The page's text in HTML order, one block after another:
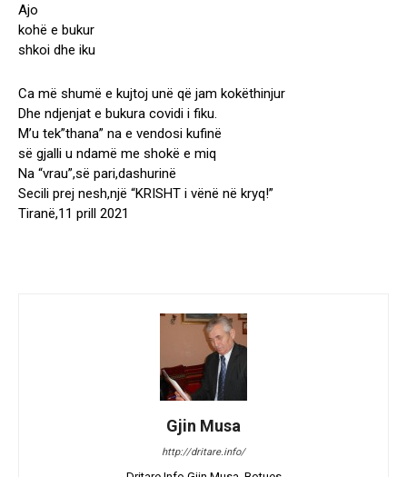
Ajo
kohë e bukur
shkoi dhe iku
Ca më shumë e kujtoj unë që jam kokëthinjur
Dhe ndjenjat e bukura covidi i fiku.
M’u tek”thana” na e vendosi kufinë
së gjalli u ndamë me shokë e miq
Na “vrau”,së pari,dashurinë
Secili prej nesh,një “KRISHT i vënë në kryq!”
Tiranë,11 prill 2021
Gjin Musa
http://dritare.info/